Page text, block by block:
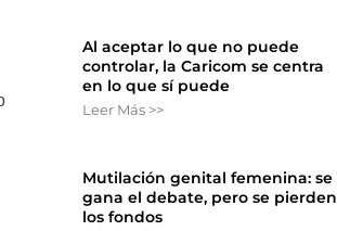
Al aceptar lo que no puede
controlar, la Caricom se centra
en lo que sí puede
Leer Más >>
Mutilación genital femenina: se
gana el debate, pero se pierden
los fondos